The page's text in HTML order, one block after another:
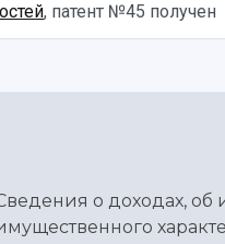
, патент №45 получен
о доходах, об